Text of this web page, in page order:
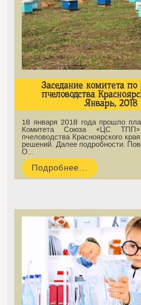
Заседание комитета
пчеловодства
Январь, 2018
18 января 2018 года прошло
Комитета Союза «ЦС
пчеловодства Красноярского
решений. Далее подробности.
О…
Подробнее...